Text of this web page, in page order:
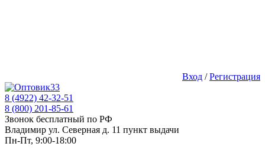
Вход /Регистрация
8 (4922) 42-32-51
8 (800) 201-85-61
Звонок бесплатный по РФ
Владимир ул. Северная д. 11 пункт выдачи
Пн-Пт, 9:00-18:00